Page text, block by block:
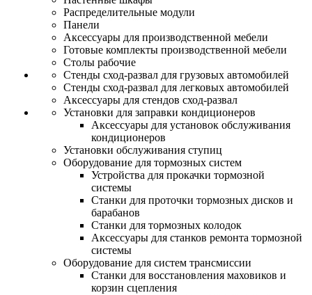
Распределительные модули
Панели
Аксессуары для производственной мебели
Готовые комплекты производственной мебели
Столы рабочие
Стенды сход-развал для грузовых автомобилей
Стенды сход-развал для легковых автомобилей
Аксессуары для стендов сход-развал
Установки для заправки кондиционеров
Аксессуары для установок обслуживания
кондиционеров
Установки обслуживания ступиц
Оборудование для тормозных систем
Устройства для прокачки тормозной
системы
Станки для проточки тормозных дисков и
барабанов
Станки для тормозных колодок
Аксессуары для станков ремонта тормозной
системы
Оборудование для систем трансмиссии
Станки для восстановления маховиков и
корзин сцепления